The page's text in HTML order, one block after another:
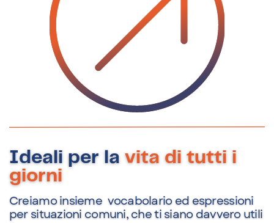
Ideali per la vita di tutti i
giorni
Creiamo insieme vocabolario ed espressioni
per situazioni comuni, che ti siano davvero utili